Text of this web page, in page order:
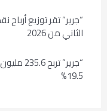
الثاني من 2026
19.5%